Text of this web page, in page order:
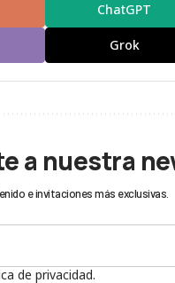
ChatGPT
Grok
a nuestra
e invitaciones más exclusivas.
de privacidad.